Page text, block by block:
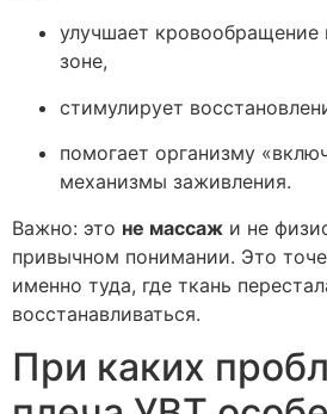
улучшает кровообращение
зоне,
стимулирует
помогает организму
механизмы заживления.
Важно: это не массаж и не
привычном понимании. Это
именно туда, где ткань
восстанавливаться.
При каких